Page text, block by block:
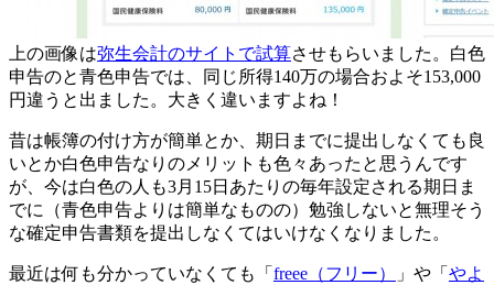
上の画像は弥生会計のサイトで試算させもらいました。白色
申告のと青色申告では、
同じ所得140万の場合およそ153,000
円違う と出ました。大きく違いますよね！
昔は帳簿の付け方が簡単とか、期日までに提出しなくても良
いとか白色申告なりのメリットも色々あったと思うんです
が、今は白色の人も3月15日あたりの毎年設定される期日ま
でに（青色申告よりは簡単なものの）勉強しないと無理そう
な確定申告書類を提出しなくてはいけなくなりました。
最近は何も分かっていなくても「 freee（フリー） 」や「 やよ